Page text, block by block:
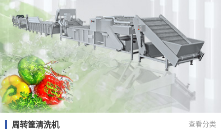
周转筐清洗机 查看分类